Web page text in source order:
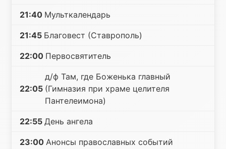
21:40 Мульткалендарь
21:45 Благовест (Ставрополь)
22:00 Первосвятитель
22:05
д/ф Там, где Боженька главный
(Гимназия при храме целителя
Пантелеимона)
22:55 День ангела
23:00 Анонсы православных событий